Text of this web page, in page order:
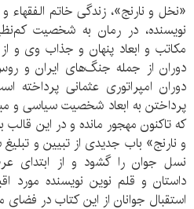
«نخل و نارنج»، زندگی ‌خاتم
نویسنده، در رمان به شخصیت
مکاتب و ابعاد پنهان و جذاب وی و
دوران از جمله جنگ‌های ایران و
دوران امپراتوری عثمانی
پرداختن به ابعاد شخصیت سیاسی و
که تاکنون مهجور مانده و در این
و نارنج» باب جدیدی از تبیین و
نسل جوان را گشود و از ابتدای
داستان و قلم نوین نویسنده مورد
استقبال جوانان از این کتاب در